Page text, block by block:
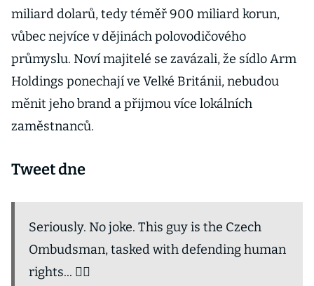
miliard dolarů, tedy téměř 900 miliard korun,
vůbec nejvíce v dějinách polovodičového
průmyslu. Noví majitelé se zavázali, že sídlo Arm
Holdings ponechají ve Velké Británii, nebudou
měnit jeho brand a přijmou více lokálních
zaměstnanců.
Tweet dne
Seriously. No joke. This guy is the Czech
Ombudsman, tasked with defending human
rights... 🤦‍♂️